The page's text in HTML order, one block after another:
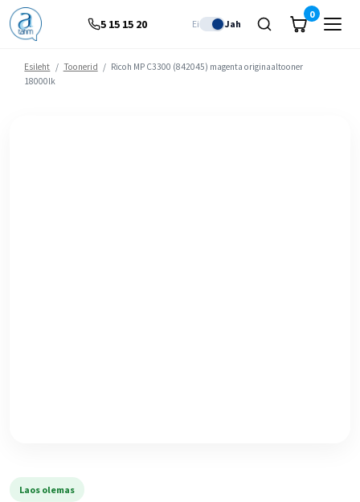
5 15 15 20 Ei Jah
0
Esileht / Toonerid / Ricoh MP C3300 (842045) magenta originaaltooner
18000lk
Laos olemas